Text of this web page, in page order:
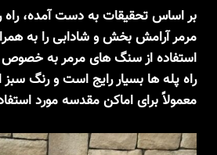
بر اساس تحقیقات به دست آمده،
مرمر آرامش بخش و شادابی را به
استفاده از سنگ های مرمر به خصوص
راه پله ها بسیار رایج است و رنگ
معمولاً برای اماکن مقدسه مورد